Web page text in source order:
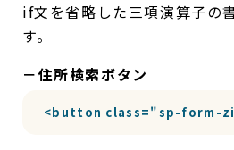
if文を省略した三項演算子の
す。
－住所検索ボタン
<button class="sp-form-